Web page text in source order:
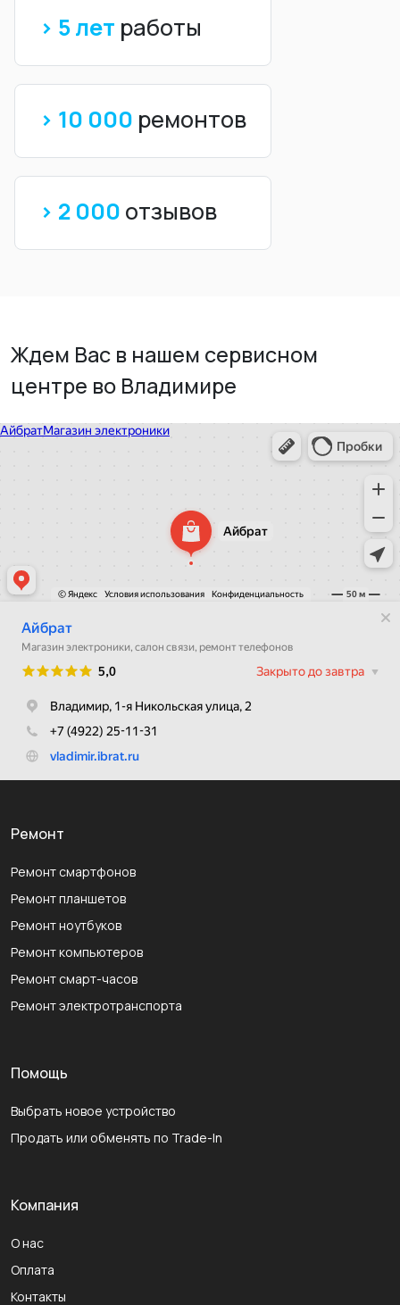
> 5 лет работы
> 10 000 ремонтов
> 2 000 отзывов
Ждем Вас в нашем сервисном
центре во Владимире
Ремонт
Ремонт смартфонов
Ремонт планшетов
Ремонт ноутбуков
Ремонт компьютеров
Ремонт смарт-часов
Ремонт электротранспорта
Помощь
Выбрать новое устройство
Продать или обменять по Trade-In
Компания
О нас
Оплата
Контакты